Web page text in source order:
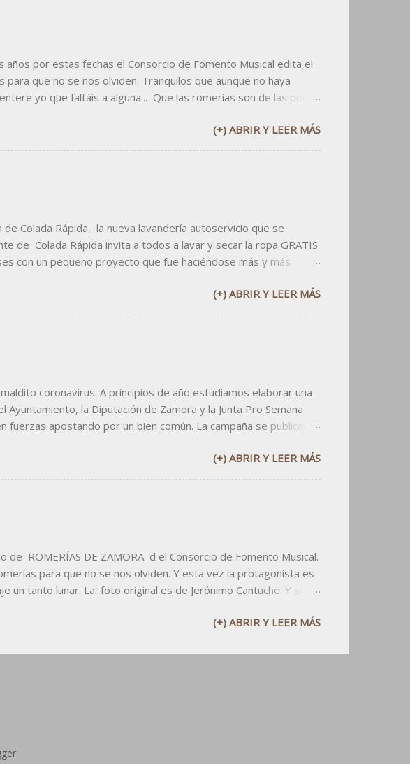
por estas fechas el Consorcio de Fomento Musical edita el
que no se nos olviden. Tranquilos que aunque no haya
yo que faltáis a alguna... Que las romerías son de las pocas
ya sabéis, por lo menos citad al dueño: el CFMZ.
(+) ABRIR Y LEER MÁS
de Colada Rápida, la nueva lavandería autoservicio que se
de Colada Rápida invita a todos a lavar y secar la ropa GRATIS
con un pequeño proyecto que fue haciéndose más y más
el primer paso consistió en elaborar un logo informal,
el momento de las aplicaciones. Primero elaborar la tarjeta de
(+) ABRIR Y LEER MÁS
coronavirus. A principios de año estudiamos elaborar una
la Diputación de Zamora y la Junta Pro Semana
apostando por un bien común. La campaña se publicaría
en un intento de fabricarles una ventana al cielo. En los
tras ver los cielos de nuestra provincia, para gritar " de
(+) ABRIR Y LEER MÁS
ROMERÍAS DE ZAMORA d el Consorcio de Fomento Musical.
para que no se nos olviden. Y esta vez la protagonista es
un tanto lunar. La foto original es de Jerónimo Cantuche. Y si
pillina), por lo menos citad al dueño: el CFMZ .(+) ABRIR Y LEER MÁS